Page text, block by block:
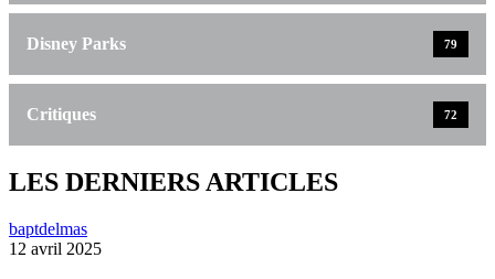
Disney Parks 79
Critiques 72
LES DERNIERS ARTICLES
baptdelmas
12 avril 2025